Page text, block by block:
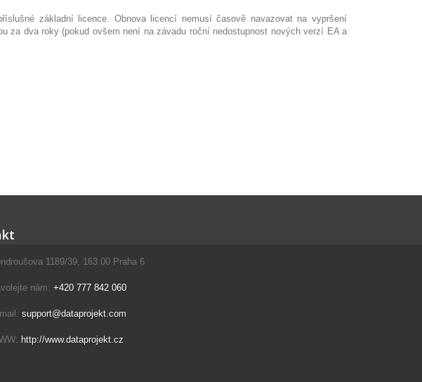
základní licence. Obnova licencí nemusí časově navazovat na vypršení
za dva roky (pokud ovšem není na závadu roční nedostupnost nových verzí EA a
1189/39, 163 00 Praha 6
nám: +420 777 842 060
support@dataprojekt.com
http://www.dataprojekt.cz